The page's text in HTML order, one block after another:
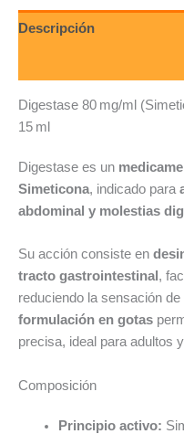
Descripción
Digestase 80 mg/ml
15 ml
Digestase es un
Simeticona, indicado para
abdominal y molestias
Su acción consiste en
tracto gastrointestinal ,
reduciendo la sensación
formulación en gotas
precisa, ideal para adultos
Composición
Principio activo: